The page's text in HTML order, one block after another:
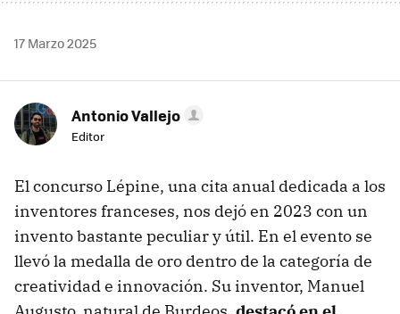
17 Marzo 2025
Antonio Vallejo
Editor
El concurso Lépine, una cita anual dedicada a los
inventores franceses, nos dejó en 2023 con un
invento bastante peculiar y útil. En el evento se
llevó la medalla de oro dentro de la categoría de
creatividad e innovación. Su inventor, Manuel